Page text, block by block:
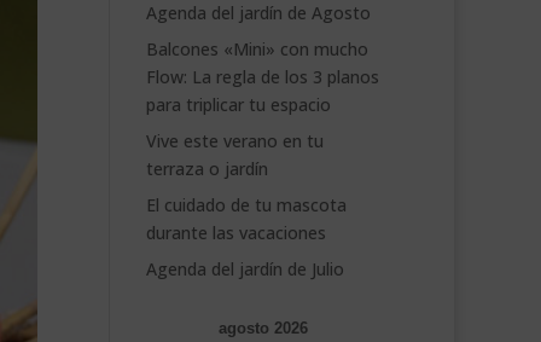
Agenda del jardín de Agosto
Balcones «Mini» con mucho
Flow: La regla de los 3 planos
para triplicar tu espacio
Vive este verano en tu
terraza o jardín
El cuidado de tu mascota
durante las vacaciones
Agenda del jardín de Julio
agosto 2026